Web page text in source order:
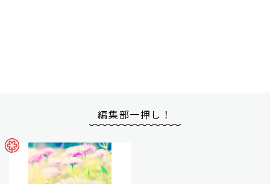
編集部一押し！